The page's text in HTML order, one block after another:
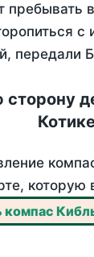
пребывать
передали
сторону
компас